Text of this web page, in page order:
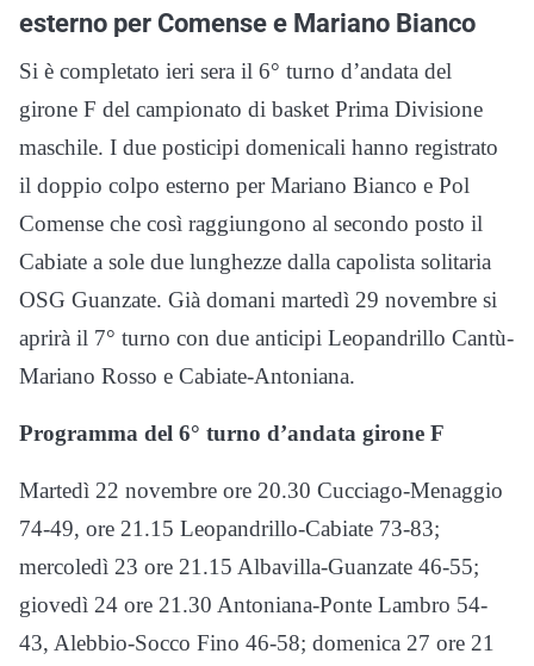
esterno per Comense e Mariano Bianco
Si è completato ieri sera il 6° turno d’andata del
girone F del campionato di basket Prima Divisione
maschile. I due posticipi domenicali hanno registrato
il doppio colpo esterno per Mariano Bianco e Pol
Comense che così raggiungono al secondo posto il
Cabiate a sole due lunghezze dalla capolista solitaria
OSG Guanzate. Già domani martedì 29 novembre si
aprirà il 7° turno con due anticipi Leopandrillo Cantù-
Mariano Rosso e Cabiate-Antoniana.
Programma del 6° turno d’andata girone F
Martedì 22 novembre ore 20.30 Cucciago-Menaggio
74-49, ore 21.15 Leopandrillo-Cabiate 73-83;
mercoledì 23 ore 21.15 Albavilla-Guanzate 46-55;
giovedì 24 ore 21.30 Antoniana-Ponte Lambro 54-
43, Alebbio-Socco Fino 46-58; domenica 27 ore 21